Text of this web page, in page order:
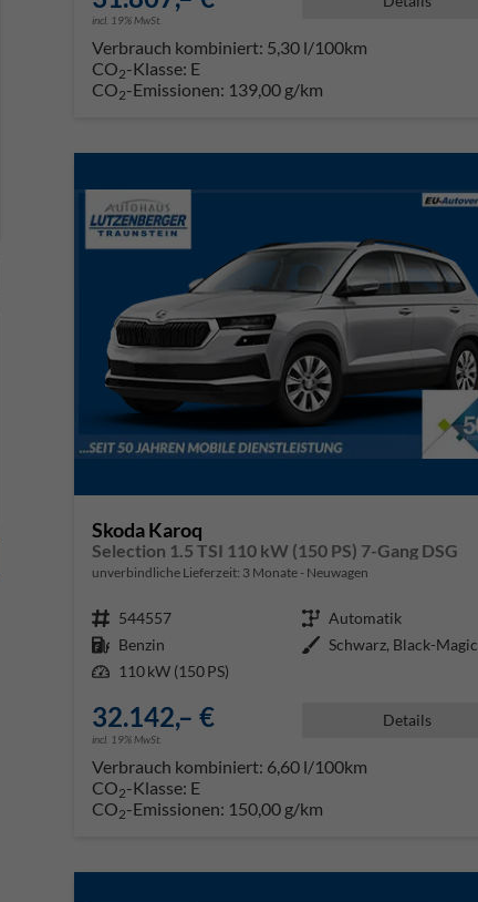
incl. 19% MwSt.
Verbrauch kombiniert: 5,30 l/100km
CO2-Klasse: E
CO2-Emissionen: 139,00 g/km
Skoda Karoq
Selection 1.5 TSI 110 kW (150 PS) 7-Gang DSG
unverbindliche Lieferzeit: 3 Monate Neuwagen
Fahrzeugnr. 544557 Getriebe Automatik
Kraftstoff Benzin Außenfarbe Schwarz, Black-Magic
Leistung 110 kW (150 PS)
32.142,– €
incl. 19% MwSt.
Details
Verbrauch kombiniert: 6,60 l/100km
CO2-Klasse: E
CO2-Emissionen: 150,00 g/km